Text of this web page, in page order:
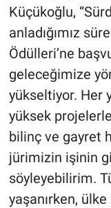
Küçükoğlu,
anladığımız
Ödülleri’ne
geleceğimize
yükseltiyor. Her
yüksek
bilinç ve gayret
jürimizin işinin
söyleyebilirim.
yaşanırken,